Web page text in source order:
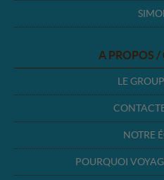
A PROPOS
LE
NOTRE
POURQUOI